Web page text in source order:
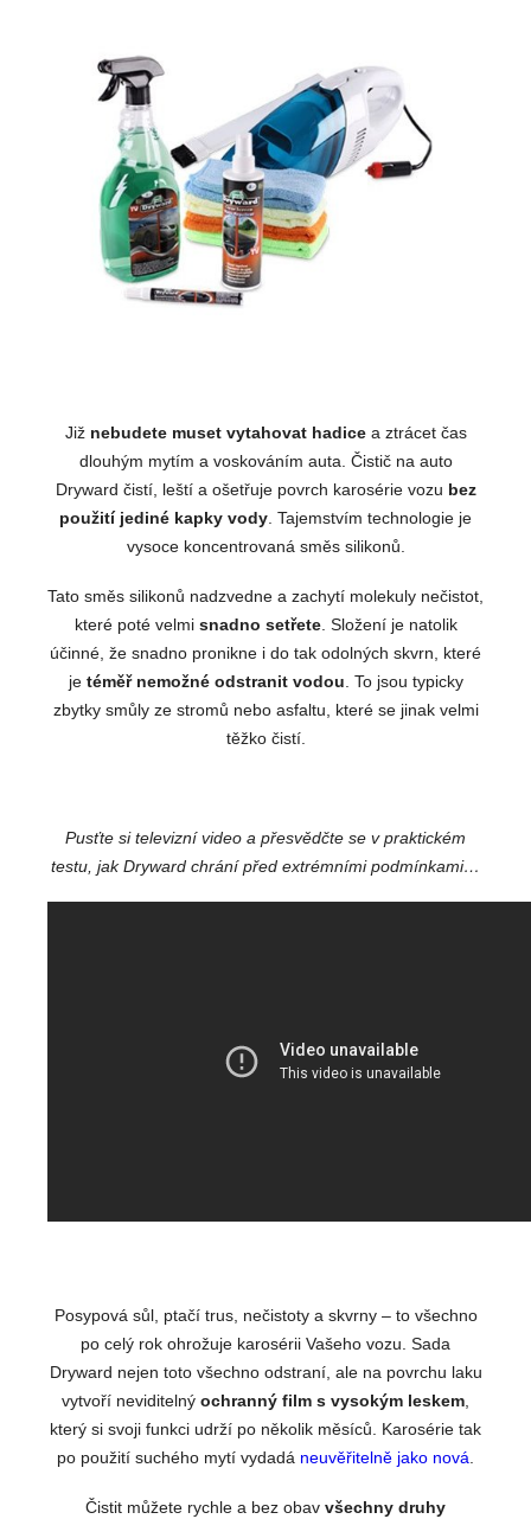
Již nebudete muset vytahovat hadicea ztrácet čas
dlouhým mytím a voskováním auta. Čistič na auto
Dryward čistí, leští a ošetřuje povrch karosérie vozu bez
použití jediné kapky vody. Tajemstvím technologie je
vysoce koncentrovaná směs silikonů.
Tato směs silikonů nadzvedne a zachytí molekuly nečistot,
které poté velmi snadno setřete. Složení je natolik
účinné, že snadno pronikne i do tak odolných skvrn, které
je téměř nemožné odstranit vodou. To jsou typicky
zbytky smůly ze stromů nebo asfaltu, které se jinak velmi
těžko čistí.
Pusťte si televizní video a přesvědčte se v praktickém
testu, jak Dryward chrání před extrémními podmínkami…
Posypová sůl, ptačí trus, nečistoty a skvrny – to všechno
po celý rok ohrožuje karosérii Vašeho vozu. Sada
Dryward nejen toto všechno odstraní, ale na povrchu laku
vytvoří neviditelný ochranný film s vysokým leskem,
který si svoji funkci udrží po několik měsíců. Karosérie tak
po použití suchého mytí vydadá neuvěřitelně jako nová.
Čistit můžete rychle a bez obav všechny druhy